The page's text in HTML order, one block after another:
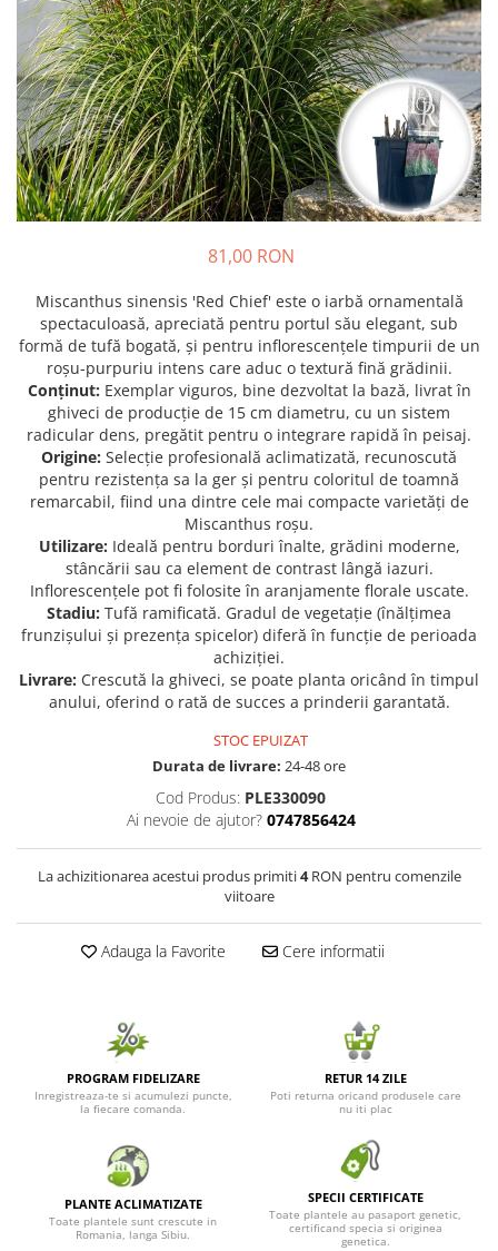
Bulbi de Echinacea
Bulbi de Frezie
Bulbi de Fritillaria
Bulbi de Gaillardia (Kokarda)
Bulbi de Gladiole
Bulbi de Irisi - Stanjenel
Bulbi de Lalele
Bulbi de Narcise
Bulbi de Ranunculus
Bulbi de Tigridia
Bulbi de Zambile
Bulbi de Zantedeschia
Bulbi Sparaxis
Mixuri de Bulbi
Seminte de Flori
Seminte de Legume/Fructe
Păr - Pyrus communis
Smochini - Ficus carica
Viță de Vie - Vitis
Zmeur - Rubus
81,00 RON
Miscanthus sinensis 'Red Chief' este o iarbă ornamentală
spectaculoasă, apreciată pentru portul său elegant, sub
formă de tufă bogată, și pentru inflorescențele timpurii de un
roșu-purpuriu intens care aduc o textură fină grădinii.
Conținut: Exemplar viguros, bine dezvoltat la bază, livrat în
ghiveci de producție de 15 cm diametru, cu un sistem
radicular dens, pregătit pentru o integrare rapidă în peisaj.
Origine: Selecție profesională aclimatizată, recunoscută
pentru rezistența sa la ger și pentru coloritul de toamnă
remarcabil, fiind una dintre cele mai compacte varietăți de
Miscanthus roșu.
Utilizare: Ideală pentru borduri înalte, grădini moderne,
stâncării sau ca element de contrast lângă iazuri.
Inflorescențele pot fi folosite în aranjamente florale uscate.
Stadiu: Tufă ramificată. Gradul de vegetație (înălțimea
frunzișului și prezența spicelor) diferă în funcție de perioada
achiziției.
Livrare: Crescută la ghiveci, se poate planta oricând în timpul
anului, oferind o rată de succes a prinderii garantată.
STOC EPUIZAT
Durata de livrare: 24-48 ore
Cod Produs: PLE330090
Ai nevoie de ajutor? 0747856424
La achizitionarea acestui produs primiti4RON pentru comenzile
viitoare
Adauga la Favorite Cere informatii
PROGRAM FIDELIZARE
Inregistreaza-te si acumulezi puncte,
la fiecare comanda.
RETUR 14 ZILE
Poti returna oricand produsele care
nu iti plac
PLANTE ACLIMATIZATE
Toate plantele sunt crescute in
Romania, langa Sibiu.
SPECII CERTIFICATE
Toate plantele au pasaport genetic,
certificand specia si originea
genetica.